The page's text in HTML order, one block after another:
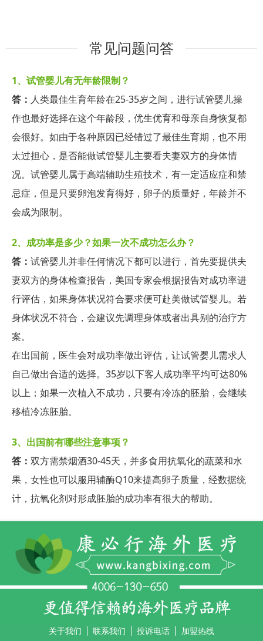
0
常见问题问答
1、 试管婴儿有无年龄限制？
答： 人类最佳生育年龄在25-35岁之间，进行试管婴儿操
作也最好选择在这个年龄段，优生优育和母亲自身恢复都
会很好。如由于各种原因已经错过了最佳生育期，也不用
太过担心，是否能做试管婴儿主要看夫妻双方的身体情
况。试管婴儿属于高端辅助生殖技术，有一定适应症和禁
忌症，但是只要卵泡发育得好，卵子的质量好，年龄并不
会成为限制。
2、 成功率是多少？如果一次不成功怎么办？
答： 试管婴儿并非任何情况下都可以进行，首先要提供夫
妻双方的身体检查报告，美国专家会根据报告对成功率进
行评估，如果身体状况符合要求便可赴美做试管婴儿。若
身体状况不符合，会建议先调理身体或者出具别的治疗方
案。
在出国前，医生会对成功率做出评估，让试管婴儿需求人
自己做出合适的选择。35岁以下客人成功率平均可达80%
以上；如果一次植入不成功，只要有冷冻的胚胎，会继续
移植冷冻胚胎。
3、 出国前有哪些注意事项？
答： 双方需禁烟酒30-45天，并多食用抗氧化的蔬菜和水
果，女性也可以服用辅酶Q10来提高卵子质量，经数据统
计，抗氧化剂对形成胚胎的成功率有很大的帮助。
关于我们 联系我们 投诉电话 加盟热线